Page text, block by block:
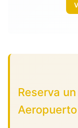
Reserva